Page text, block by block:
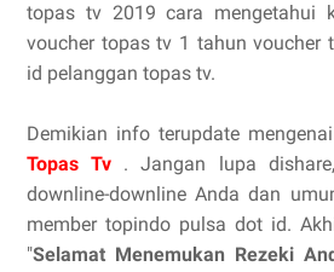
topas tv 2019 cara mengetahui
voucher topas tv 1 tahun voucher
id pelanggan topas tv.
Demikian info terupdate
Topas Tv . Jangan lupa
downline-downline Anda dan
member topindo pulsa dot id.
"Selamat Menemukan Rezeki